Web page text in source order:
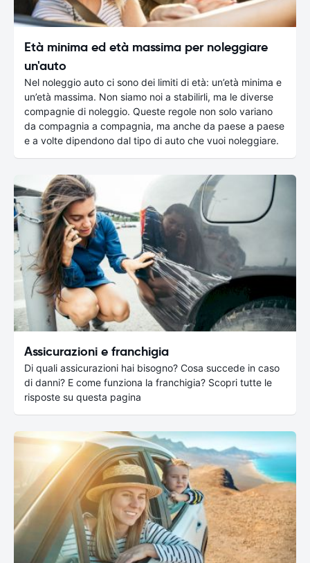
Età minima ed età massima per noleggiare
un'auto
Nel noleggio auto ci sono dei limiti di età: un’età minima e
un’età massima. Non siamo noi a stabilirli, ma le diverse
compagnie di noleggio. Queste regole non solo variano
da compagnia a compagnia, ma anche da paese a paese
e a volte dipendono dal tipo di auto che vuoi noleggiare.
Assicurazioni e franchigia
Di quali assicurazioni hai bisogno? Cosa succede in caso
di danni? E come funziona la franchigia? Scopri tutte le
risposte su questa pagina